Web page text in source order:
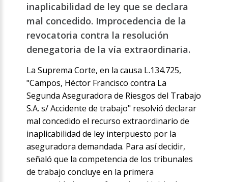
inaplicabilidad de ley que se declara
mal concedido. Improcedencia de la
revocatoria contra la resolución
denegatoria de la vía extraordinaria.
La Suprema Corte, en la causa L.134.725,
"Campos, Héctor Francisco contra La
Segunda Aseguradora de Riesgos del Trabajo
S.A. s/ Accidente de trabajo" resolvió declarar
mal concedido el recurso extraordinario de
inaplicabilidad de ley interpuesto por la
aseguradora demandada. Para así decidir,
señaló que la competencia de los tribunales
de trabajo concluye en la primera